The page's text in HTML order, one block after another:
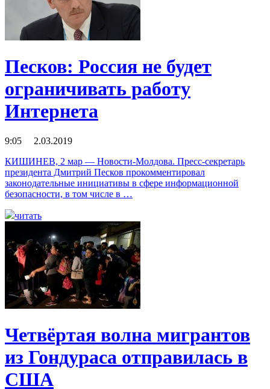
Песков: Россия не будет
ограничивать работу
Интернета
9:05 2.03.2019
КИШИНЕВ, 2 мар — Новости-Молдова. Пресс-секретарь
президента Дмитрий Песков прокомментировал
законодательные инициативы в сфере информационной
безопасности, в том числе в …
читать
Четвёртая волна мигрантов
из Гондураса отправилась в
США